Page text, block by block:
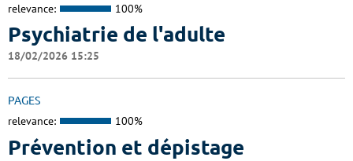
relevance: 100%
Psychiatrie de l'adulte
18/02/2026 15:25
PAGES
relevance: 100%
Prévention et dépistage